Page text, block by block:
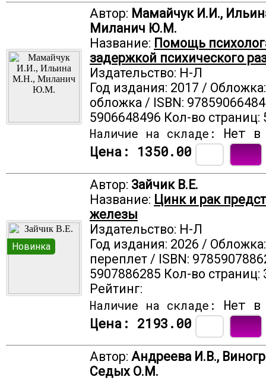
Автор: Мамайчук И.И.,
Миланич Ю.М.
Название: Помощь
задержкой психического
Издательство: Н-Л
Год издания: 2017 /
обложка / ISBN:
5906648496 Кол-во страниц:
Наличие на складе:
Нет
Цена: 1350.00
Новинка
Автор: Зайчик В.Е.
Название: Цинк и рак
железы
Издательство: Н-Л
Год издания: 2026 /
переплет / ISBN:
5907886285 Кол-во страниц:
Рейтинг:
Наличие на складе:
Нет
Цена: 2193.00
Автор: Андреева И.В.,
Седых О.М.